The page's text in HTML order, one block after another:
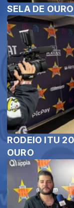
SELA DE
RODEIO ITU
OURO